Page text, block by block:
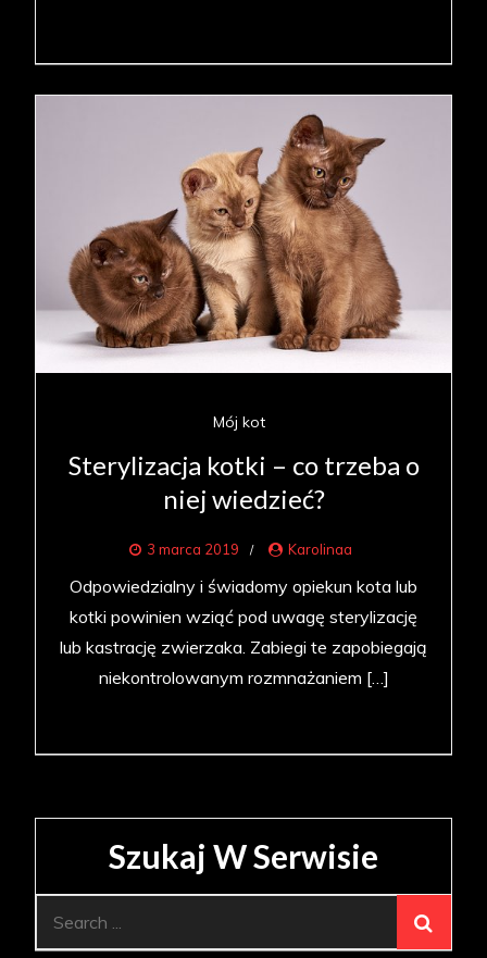
Mój kot
Sterylizacja kotki – co trzeba o
niej wiedzieć?
3 marca 2019 Karolinaa
Odpowiedzialny i świadomy opiekun kota lub
kotki powinien wziąć pod uwagę sterylizację
lub kastrację zwierzaka. Zabiegi te zapobiegają
niekontrolowanym rozmnażaniem […]
Szukaj W Serwisie